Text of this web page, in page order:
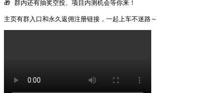
🎁 群内还有抽奖空投、项目内测机会等你来！
主页有群入口和永久返佣注册链接，一起上车不迷路～